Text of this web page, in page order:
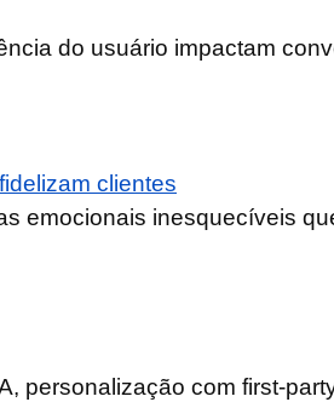
do usuário impactam
clientes
emocionais inesquecíveis
personalização com first-